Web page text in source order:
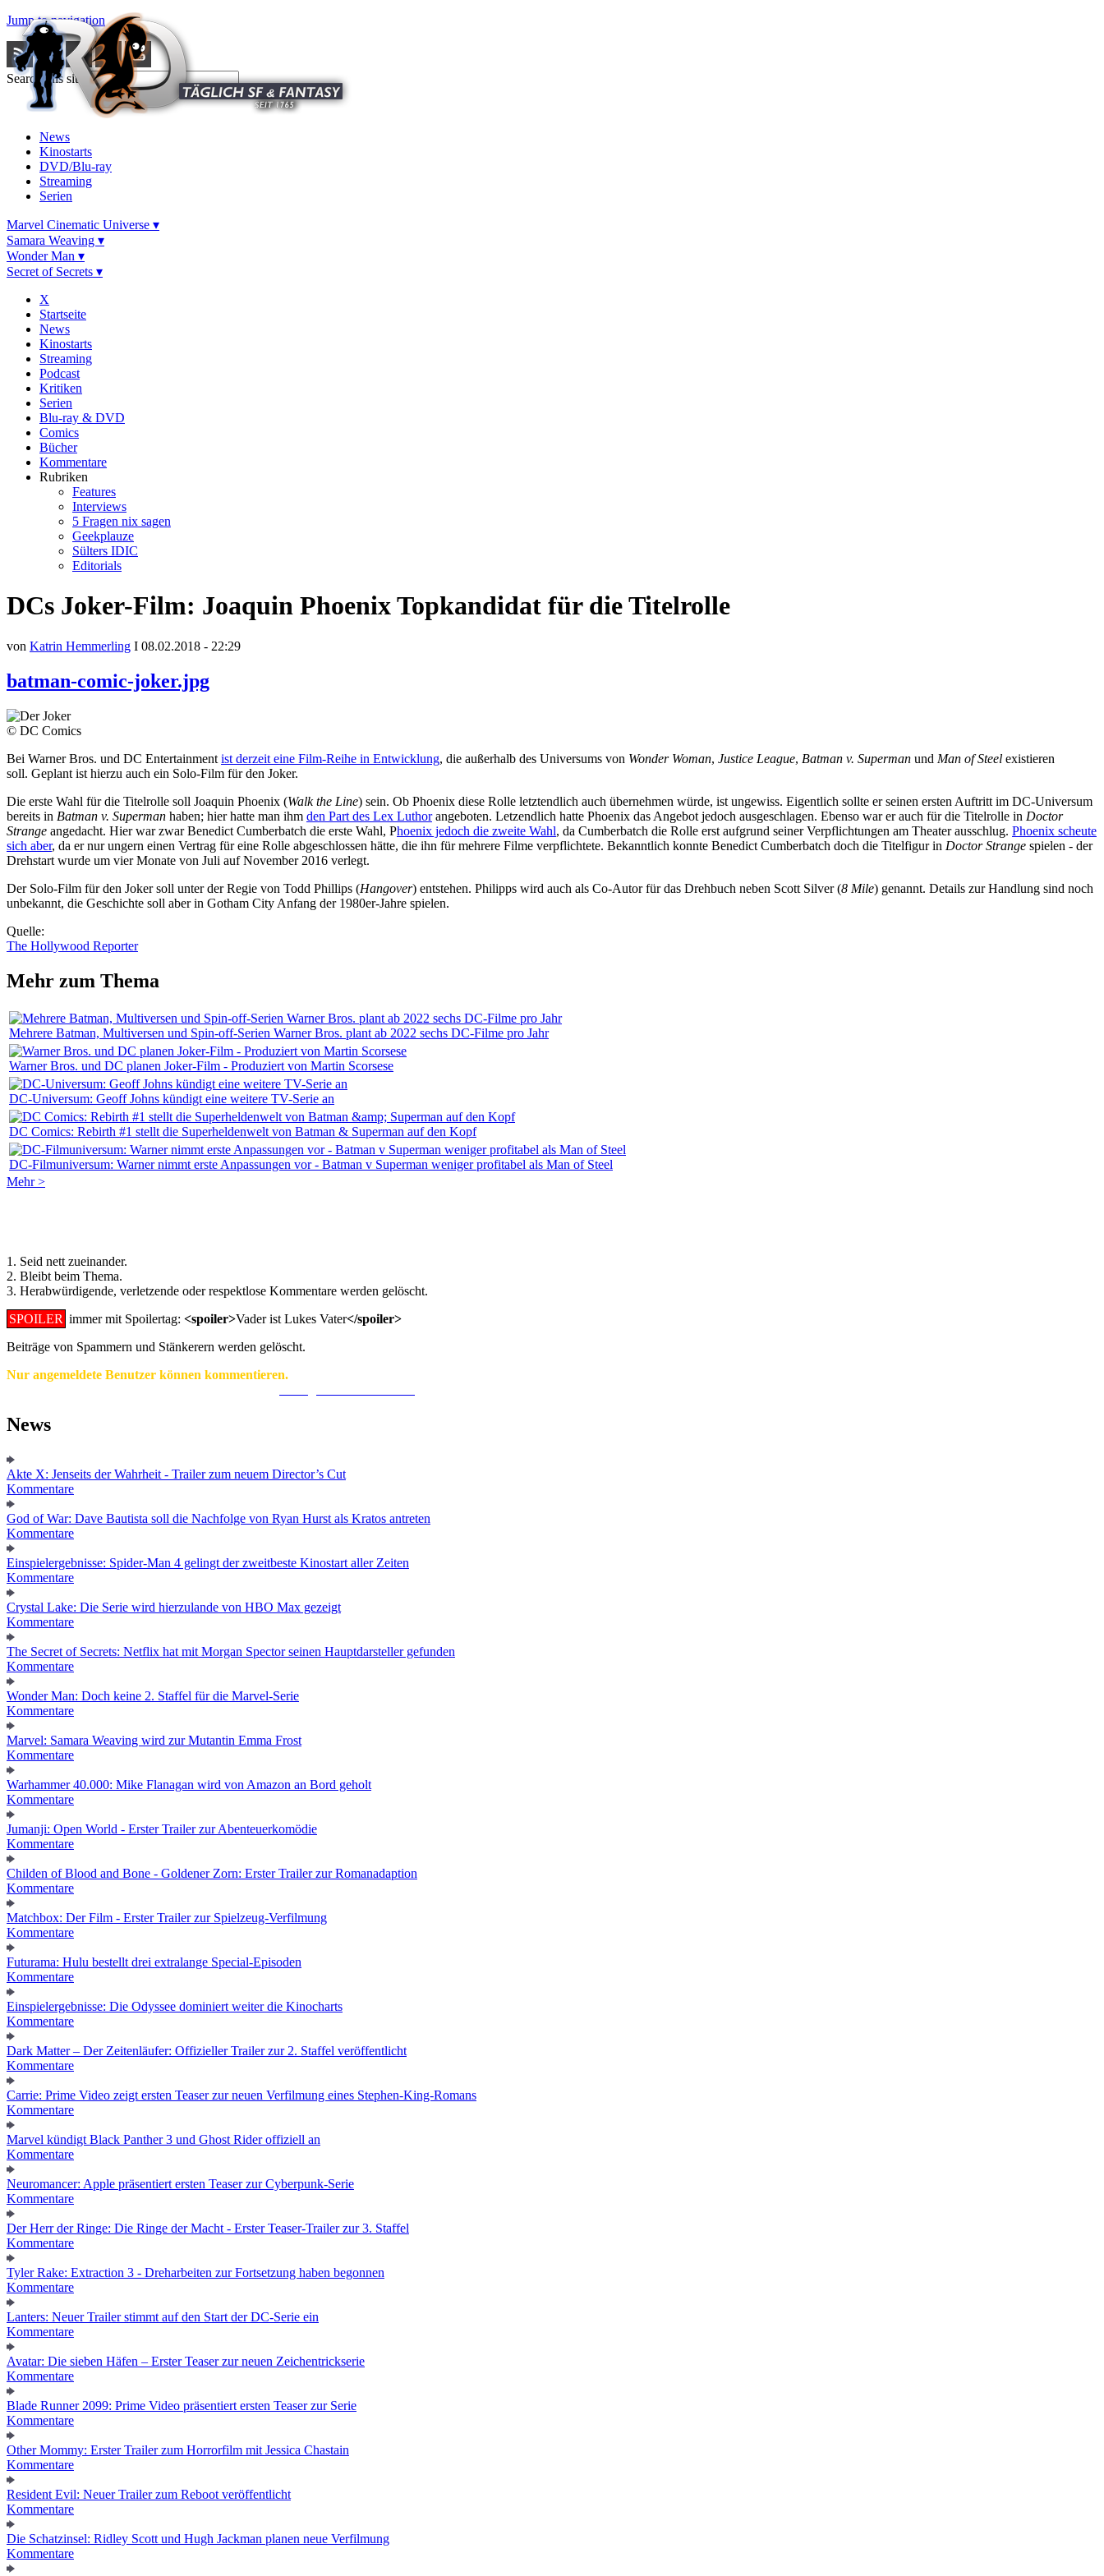
Jump to navigation
Search this site
News
Kinostarts
DVD/Blu-ray
Streaming
Serien
Marvel Cinematic Universe ▾
Samara Weaving ▾
Wonder Man ▾
Secret of Secrets ▾
X
Startseite
News
Kinostarts
Streaming
Podcast
Kritiken
Serien
Blu-ray & DVD
Comics
Bücher
Kommentare
Rubriken
Features
Interviews
5 Fragen nix sagen
Geekplauze
Sülters IDIC
Editorials
DCs Joker-Film: Joaquin Phoenix Topkandidat für die Titelrolle
von Katrin Hemmerling I 08.02.2018 - 22:29
batman-comic-joker.jpg
© DC Comics
Bei Warner Bros. und DC Entertainment ist derzeit eine Film-Reihe in Entwicklung, die außerhalb des Universums von Wonder Woman, Justice League, Batman v. Superman und Man of Steel existieren
soll. Geplant ist hierzu auch ein Solo-Film für den Joker.
Die erste Wahl für die Titelrolle soll Joaquin Phoenix (Walk the Line) sein. Ob Phoenix diese Rolle letztendlich auch übernehmen würde, ist ungewiss. Eigentlich sollte er seinen ersten Auftritt im DC-Universum
bereits in Batman v. Superman haben; hier hatte man ihm den Part des Lex Luthorangeboten. Letzendlich hatte Phoenix das Angebot jedoch ausgeschlagen. Ebenso war er auch für die Titelrolle in Doctor
Strange angedacht. Hier war zwar Benedict Cumberbatch die erste Wahl, Phoenix jedoch die zweite Wahl, da Cumberbatch die Rolle erst aufgrund seiner Verpflichtungen am Theater ausschlug. Phoenix scheute
sich aber, da er nur ungern einen Vertrag für eine Rolle abgeschlossen hätte, die ihn für mehrere Filme verpflichtete. Bekanntlich konnte Benedict Cumberbatch doch die Titelfigur in Doctor Strange spielen - der
Drehstart wurde um vier Monate von Juli auf November 2016 verlegt.
Der Solo-Film für den Joker soll unter der Regie von Todd Phillips (Hangover) entstehen. Philipps wird auch als Co-Autor für das Drehbuch neben Scott Silver (8 Mile) genannt. Details zur Handlung sind noch
unbekannt, die Geschichte soll aber in Gotham City Anfang der 1980er-Jahre spielen.
Quelle:
The Hollywood Reporter
Mehr zum Thema
Mehrere Batman, Multiversen und Spin-off-Serien Warner Bros. plant ab 2022 sechs DC-Filme pro Jahr
Warner Bros. und DC planen Joker-Film - Produziert von Martin Scorsese
DC-Universum: Geoff Johns kündigt eine weitere TV-Serie an
DC Comics: Rebirth #1 stellt die Superheldenwelt von Batman & Superman auf den Kopf
DC-Filmuniversum: Warner nimmt erste Anpassungen vor - Batman v Superman weniger profitabel als Man of Steel
Mehr >
1. Seid nett zueinander.
2. Bleibt beim Thema.
3. Herabwürdigende, verletzende oder respektlose Kommentare werden gelöscht.
SPOILER immer mit Spoilertag: <spoiler>Vader ist Lukes Vater</spoiler>
Beiträge von Spammern und Stänkerern werden gelöscht.
Nur angemeldete Benutzer können kommentieren.
News
Akte X: Jenseits der Wahrheit - Trailer zum neuem Director’s Cut
Kommentare
God of War: Dave Bautista soll die Nachfolge von Ryan Hurst als Kratos antreten
Kommentare
Einspielergebnisse: Spider-Man 4 gelingt der zweitbeste Kinostart aller Zeiten
Kommentare
Crystal Lake: Die Serie wird hierzulande von HBO Max gezeigt
Kommentare
The Secret of Secrets: Netflix hat mit Morgan Spector seinen Hauptdarsteller gefunden
Kommentare
Wonder Man: Doch keine 2. Staffel für die Marvel-Serie
Kommentare
Marvel: Samara Weaving wird zur Mutantin Emma Frost
Kommentare
Warhammer 40.000: Mike Flanagan wird von Amazon an Bord geholt
Kommentare
Jumanji: Open World - Erster Trailer zur Abenteuerkomödie
Kommentare
Childen of Blood and Bone - Goldener Zorn: Erster Trailer zur Romanadaption
Kommentare
Matchbox: Der Film - Erster Trailer zur Spielzeug-Verfilmung
Kommentare
Futurama: Hulu bestellt drei extralange Special-Episoden
Kommentare
Einspielergebnisse: Die Odyssee dominiert weiter die Kinocharts
Kommentare
Dark Matter – Der Zeitenläufer: Offizieller Trailer zur 2. Staffel veröffentlicht
Kommentare
Carrie: Prime Video zeigt ersten Teaser zur neuen Verfilmung eines Stephen-King-Romans
Kommentare
Marvel kündigt Black Panther 3 und Ghost Rider offiziell an
Kommentare
Neuromancer: Apple präsentiert ersten Teaser zur Cyberpunk-Serie
Kommentare
Der Herr der Ringe: Die Ringe der Macht - Erster Teaser-Trailer zur 3. Staffel
Kommentare
Tyler Rake: Extraction 3 - Dreharbeiten zur Fortsetzung haben begonnen
Kommentare
Lanters: Neuer Trailer stimmt auf den Start der DC-Serie ein
Kommentare
Avatar: Die sieben Häfen – Erster Teaser zur neuen Zeichentrickserie
Kommentare
Blade Runner 2099: Prime Video präsentiert ersten Teaser zur Serie
Kommentare
Other Mommy: Erster Trailer zum Horrorfilm mit Jessica Chastain
Kommentare
Resident Evil: Neuer Trailer zum Reboot veröffentlicht
Kommentare
Die Schatzinsel: Ridley Scott und Hugh Jackman planen neue Verfilmung
Kommentare